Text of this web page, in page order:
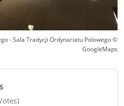
- Sala Tradycji Ordynariatu Polowego ©
GoogleMaps